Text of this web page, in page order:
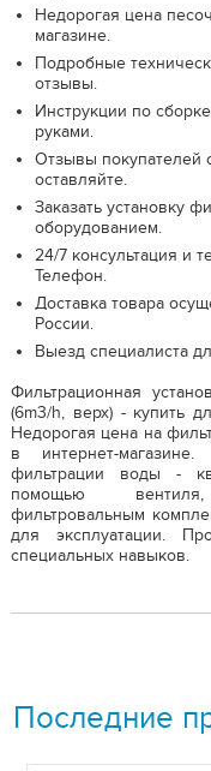
Недорогая цена
магазине.
Подробные
отзывы.
Инструкции по
руками.
Отзывы покупателей
оставляйте.
Заказать установку
оборудованием.
24/7 консультация и
Телефон.
Доставка товара
России.
Выезд специалиста
Фильтрационная
(6m3/h, верх) - купить
Недорогая цена на
в интернет-
фильтрации воды -
помощью
фильтровальным
для эксплуатации.
специальных навыков.
Последние